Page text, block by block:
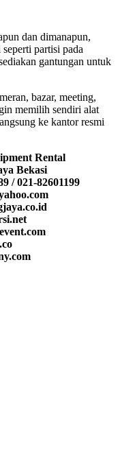
dan dimanapun,
partisi pada
gantungan untuk
bazar, meeting,
memilih sendiri alat
ke kantor resmi
Rental
Bekasi
/ 021-82601199